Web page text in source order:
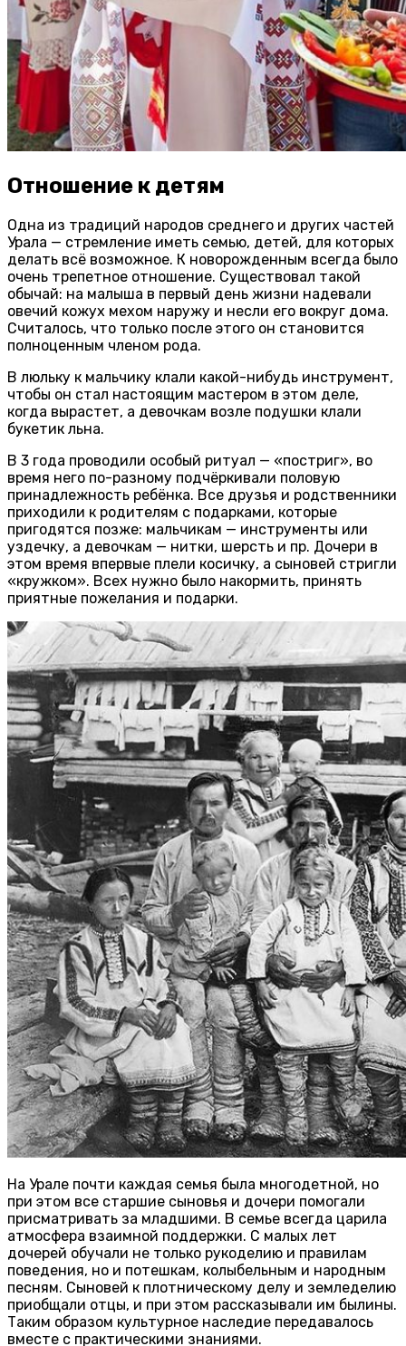
Отношение к детям
Одна из традиций народов среднего и других частей
Урала — стремление иметь семью, детей, для которых
делать всё возможное. К новорожденным всегда было
очень трепетное отношение. Существовал такой
обычай: на малыша в первый день жизни надевали
овечий кожух мехом наружу и несли его вокруг дома.
Считалось, что только после этого он становится
полноценным членом рода.
В люльку к мальчику клали какой-нибудь инструмент,
чтобы он стал настоящим мастером в этом деле,
когда вырастет, а девочкам возле подушки клали
букетик льна.
В 3 года проводили особый ритуал — «постриг», во
время него по-разному подчёркивали половую
принадлежность ребёнка. Все друзья и родственники
приходили к родителям с подарками, которые
пригодятся позже: мальчикам — инструменты или
уздечку, а девочкам — нитки, шерсть и пр. Дочери в
этом время впервые плели косичку, а сыновей стригли
«кружком». Всех нужно было накормить, принять
приятные пожелания и подарки.
На Урале почти каждая семья была многодетной, но
при этом все старшие сыновья и дочери помогали
присматривать за младшими. В семье всегда царила
атмосфера взаимной поддержки. С малых лет
дочерей обучали не только рукоделию и правилам
поведения, но и потешкам, колыбельным и народным
песням. Сыновей к плотническому делу и земледелию
приобщали отцы, и при этом рассказывали им былины.
Таким образом культурное наследие передавалось
вместе с практическими знаниями.